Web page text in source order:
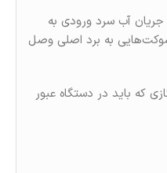
آب سرد ورودی به
به برد اصلی وصل
که باید در دستگاه عبور